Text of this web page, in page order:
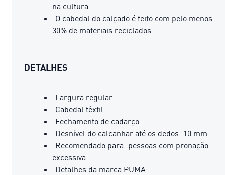
na cultura
O cabedal do calçado é feito com pelo menos
30% de materiais reciclados.
DETALHES
Largura regular
Cabedal têxtil
Fechamento de cadarço
Desnível do calcanhar até os dedos: 10 mm
Recomendado para: pessoas com pronação
excessiva
Detalhes da marca PUMA